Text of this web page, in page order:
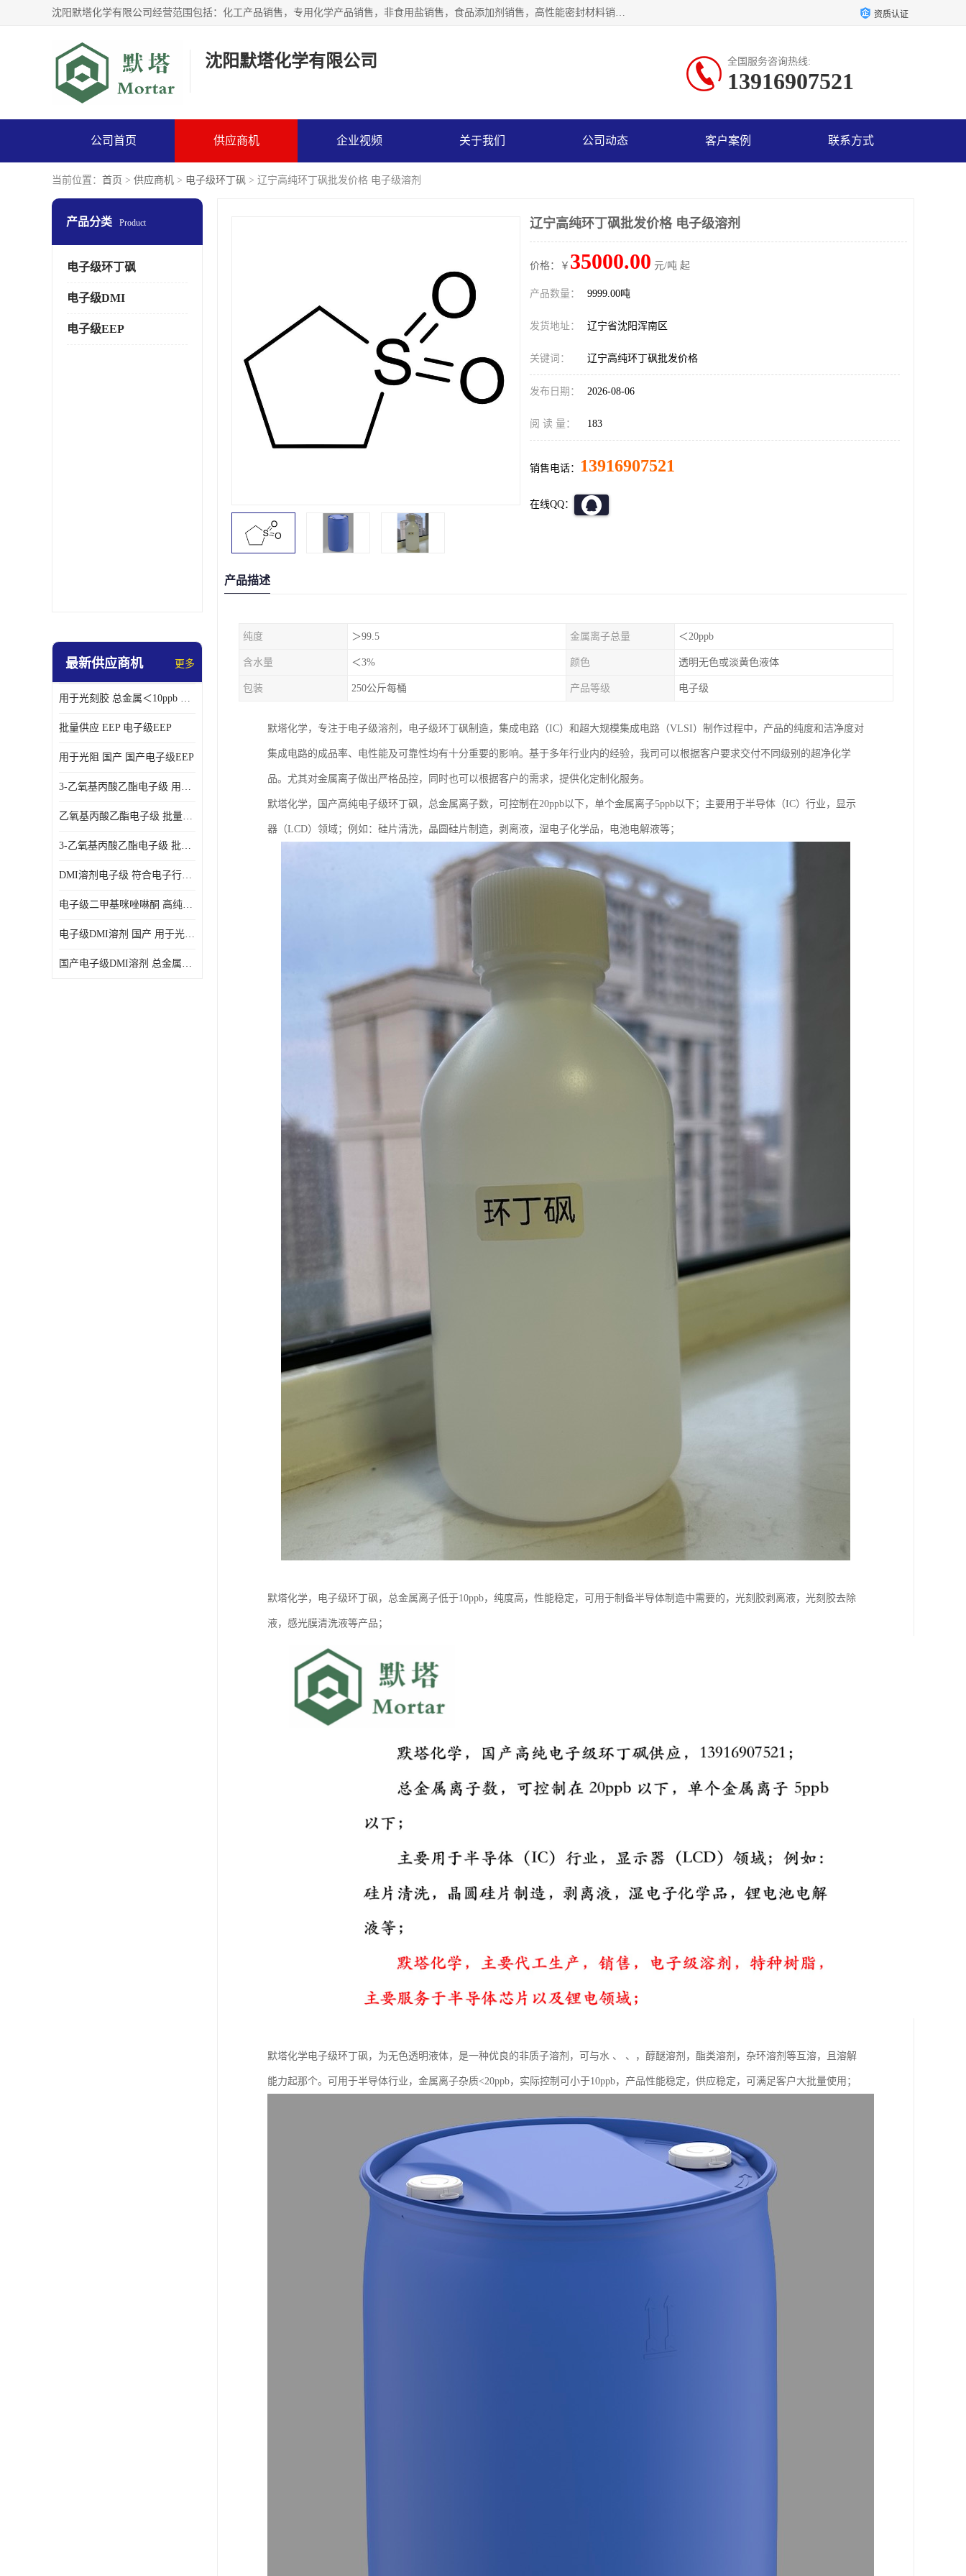
沈阳默塔化学有限公司经营范围包括：化工产品销售，专用化学产品销售，非食用盐销售，食品添加剂销售，高性能密封材料销售，涂料销售，合成材料销售，工程塑料及合成树脂销售等；主要产品有高纯电子级环丁砜，总金属离子可控制在ppb级别、纯度高、颜色浅、耐高温分解时间长，特别适合于半导体制造，硅片晶圆制造，清洗湿电子化学品，锂电池电解液，电子油墨，特种材料等高端行业；也适用于医药合成。 资质认证
沈阳默塔化学有限公司 全国服务咨询热线:
13916907521
公司首页 供应商机 企业视频 关于我们 公司动态 客户案例 联系方式
当前位置： 首页 > 供应商机 > 电子级环丁砜 > 辽宁高纯环丁砜批发价格 电子级溶剂
产品分类 Product
电子级环丁砜
电子级DMI
电子级EEP
最新供应商机 更多
用于光刻胶 总金属＜10ppb 电子级EEP溶剂
批量供应 EEP 电子级EEP
用于光阻 国产 国产电子级EEP
3-乙氧基丙酸乙酯电子级 用于剥离液 国产
乙氧基丙酸乙酯电子级 批量供应 电子级
3-乙氧基丙酸乙酯电子级 批量供应
DMI溶剂电子级 符合电子行业要求
电子级二甲基咪唑啉酮 高纯度 用于光阻
电子级DMI溶剂 国产 用于光刻胶
国产电子级DMI溶剂 总金属小于20ppb 用于半导体清洗
辽宁高纯环丁砜批发价格 电子级溶剂
价格：￥ 35000.00 元/吨 起
产品数量： 9999.00吨
发货地址： 辽宁省沈阳浑南区
关键词： 辽宁高纯环丁砜批发价格
发布日期： 2026-08-06
阅 读 量： 183
销售电话： 13916907521
在线QQ：
产品描述
纯度 ＞99.5 金属离子总量 ＜20ppb
含水量 ＜3% 颜色 透明无色或淡黄色液体
包装 250公斤每桶 产品等级 电子级
默塔化学，专注于电子级溶剂，电子级环丁砜制造，集成电路（IC）和超大规模集成电路（VLSI）制作过程中，产品的纯度和洁净度对
集成电路的成品率、电性能及可靠性均有十分重要的影响。基于多年行业内的经验，我司可以根据客户要求交付不同级别的超净化学
品。尤其对金属离子做出严格品控，同时也可以根据客户的需求，提供化定制化服务。
默塔化学，国产高纯电子级环丁砜，总金属离子数，可控制在20ppb以下，单个金属离子5ppb以下；主要用于半导体（IC）行业，显示
器（LCD）领域；例如：硅片清洗，晶圆硅片制造，剥离液，湿电子化学品，电池电解液等；
默塔化学，电子级环丁砜，总金属离子低于10ppb，纯度高，性能稳定，可用于制备半导体制造中需要的，光刻胶剥离液，光刻胶去除
液，感光膜清洗液等产品；
默塔化学电子级环丁砜，为无色透明液体，是一种优良的非质子溶剂，可与水 、 、，醇醚溶剂，酯类溶剂，杂环溶剂等互溶，且溶解
能力起那个。可用于半导体行业，金属离子杂质<20ppb，实际控制可小于10ppb，产品性能稳定，供应稳定，可满足客户大批量使用；